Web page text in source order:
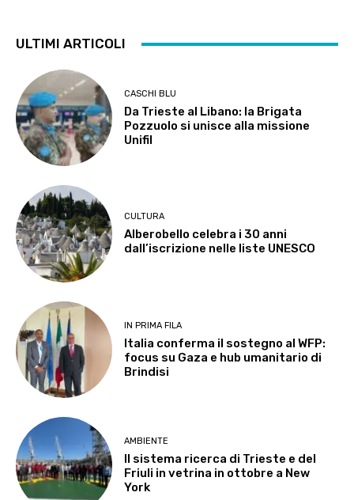
ULTIMI ARTICOLI
CASCHI BLU
Da Trieste al Libano: la Brigata
Pozzuolo si unisce alla missione
Unifil
CULTURA
Alberobello celebra i 30 anni
dall’iscrizione nelle liste UNESCO
IN PRIMA FILA
Italia conferma il sostegno al WFP:
focus su Gaza e hub umanitario di
Brindisi
AMBIENTE
Il sistema ricerca di Trieste e del
Friuli in vetrina in ottobre a New
York